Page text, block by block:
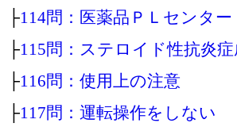
├114問：医薬品ＰＬセンター
├115問：ステロイド性抗炎症
├116問：使用上の注意
├117問：運転操作をしない